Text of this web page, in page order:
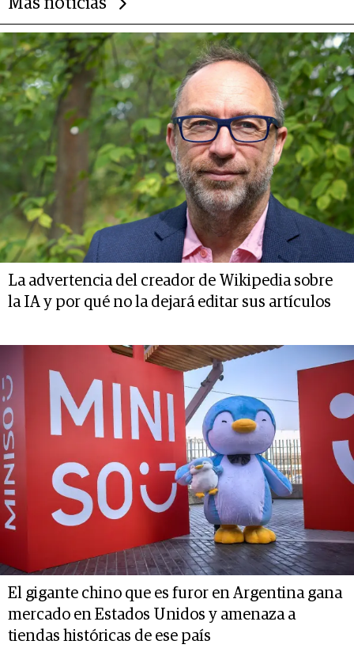
Más noticias
La advertencia del creador de Wikipedia sobre
la IA y por qué no la dejará editar sus artículos
El gigante chino que es furor en Argentina gana
mercado en Estados Unidos y amenaza a
tiendas históricas de ese país